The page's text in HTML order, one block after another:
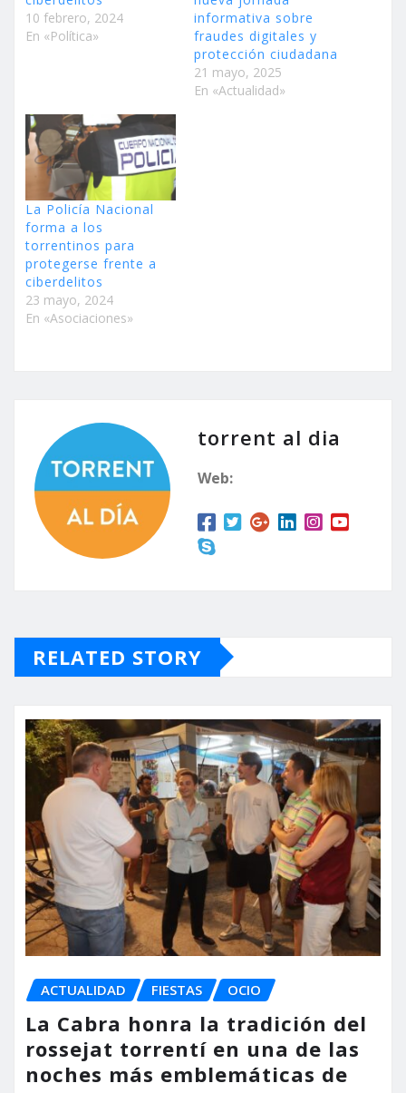
10 febrero, 2024
En «Política»
informativa sobre
fraudes digitales y
protección ciudadana
21 mayo, 2025
En «Actualidad»
La Policía Nacional
forma a los
torrentinos para
protegerse frente a
ciberdelitos
23 mayo, 2024
En «Asociaciones»
torrent al dia
Web:
RELATED STORY
ACTUALIDAD FIESTAS OCIO
La Cabra honra la tradición del
rossejat torrentí en una de las
noches más emblemáticas de